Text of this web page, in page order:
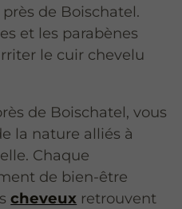
de Boischatel.
et les parabènes
le cuir chevelu
de Boischatel, vous
la nature alliés à
Chaque
de bien-être
cheveux retrouvent